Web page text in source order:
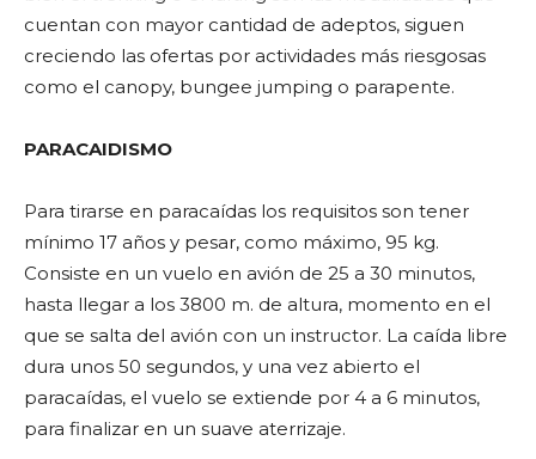
cuentan con mayor cantidad de adeptos, siguen
creciendo las ofertas por actividades más riesgosas
como el canopy, bungee jumping o parapente.
PARACAIDISMO
Para tirarse en paracaídas los requisitos son tener
mínimo 17 años y pesar, como máximo, 95 kg.
Consiste en un vuelo en avión de 25 a 30 minutos,
hasta llegar a los 3800 m. de altura, momento en el
que se salta del avión con un instructor. La caída libre
dura unos 50 segundos, y una vez abierto el
paracaídas, el vuelo se extiende por 4 a 6 minutos,
para finalizar en un suave aterrizaje.